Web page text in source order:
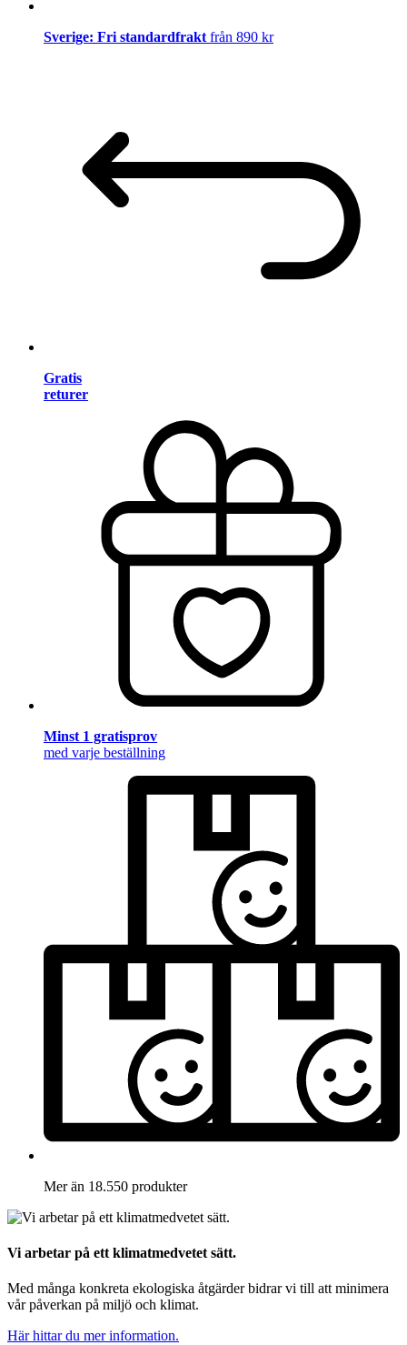
Sverige: Fri standardfrakt från 890 kr
Gratis
returer
Minst 1 gratisprov
med varje beställning
Mer än 18.550 produkter
Vi arbetar på ett klimatmedvetet sätt.
Med många konkreta ekologiska åtgärder bidrar vi till att minimera
vår påverkan på miljö och klimat.
Här hittar du mer information.